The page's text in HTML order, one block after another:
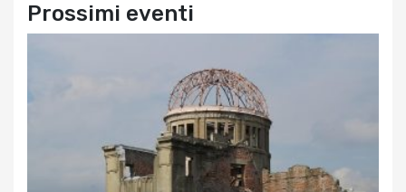
Prossimi eventi